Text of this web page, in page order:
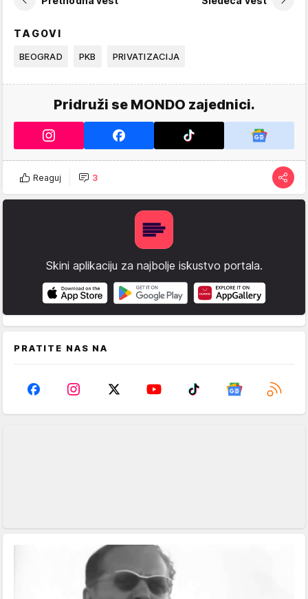
TAGOVI
BEOGRAD PKB PRIVATIZACIJA
Pridruži se MONDO zajednici.
Reaguj 3
Skini aplikaciju za najbolje iskustvo portala.
PRATITE NAS NA